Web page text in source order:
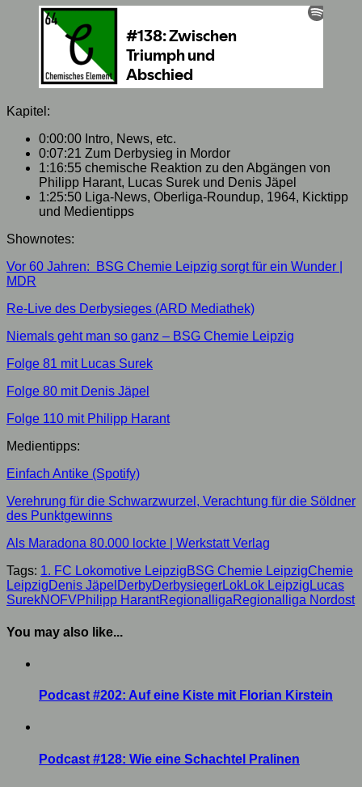
Kapitel:
0:00:00 Intro, News, etc.
0:07:21 Zum Derbysieg in Mordor
1:16:55 chemische Reaktion zu den Abgängen von
Philipp Harant, Lucas Surek und Denis Jäpel
1:25:50 Liga-News, Oberliga-Roundup, 1964, Kicktipp
und Medientipps
Shownotes:
Vor 60 Jahren: BSG Chemie Leipzig sorgt für ein Wunder |
MDR
Re-Live des Derbysieges (ARD Mediathek)
Niemals geht man so ganz – BSG Chemie Leipzig
Folge 81 mit Lucas Surek
Folge 80 mit Denis Jäpel
Folge 110 mit Philipp Harant
Medientipps:
Einfach Antike (Spotify)
Verehrung für die Schwarzwurzel, Verachtung für die Söldner
des Punktgewinns
Als Maradona 80.000 lockte | Werkstatt Verlag
Tags: 1. FC Lokomotive LeipzigBSG Chemie LeipzigChemie
LeipzigDenis Jäpel DerbyDerbysiegerLokLok Leipzig Lucas
SurekNOFVPhilipp HarantRegionalligaRegionalliga Nordost
You may also like...
Podcast #202: Auf eine Kiste mit Florian Kirstein
Podcast #128: Wie eine Schachtel Pralinen